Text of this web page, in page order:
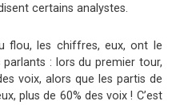
certains analystes.
flou, les chiffres, eux, ont le
: lors du premier tour,
voix, alors que les partis de
plus de 60% des voix ! C’est